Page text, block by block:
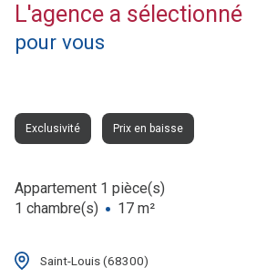
L'agence a sélectionné
pour vous
Exclusivité Prix en baisse
Appartement 1 pièce(s)
1 chambre(s)
17 m²
Saint-Louis (68300)